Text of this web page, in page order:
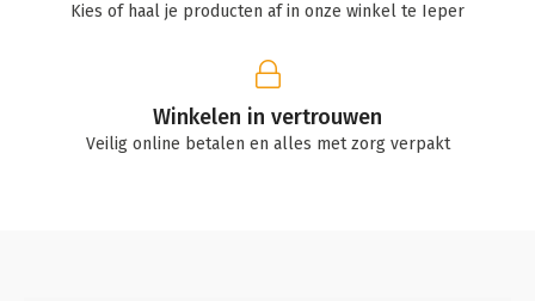
Kies of haal je producten af in onze winkel te Ieper
Winkelen in vertrouwen
Veilig online betalen en alles met zorg verpakt